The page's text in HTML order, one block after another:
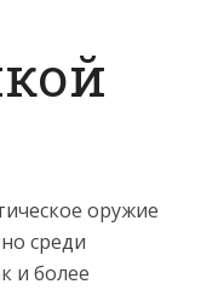
оружие
среди
и более